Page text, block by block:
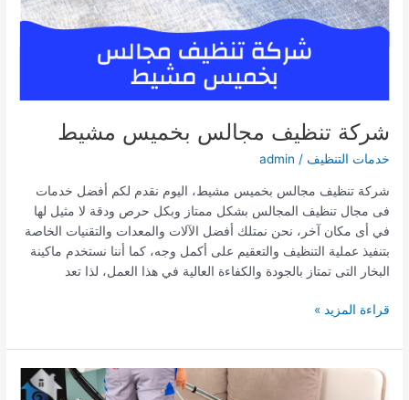
شركة تنظيف مجالس بخميس مشيط
خدمات التنظيف /
admin
شركة تنظيف مجالس بخميس مشيط، اليوم نقدم لكم أفضل خدمات
فى مجال تنظيف المجالس بشكل ممتاز وبكل حرص ودقة لا مثيل لها
في أى مكان آخر، نحن نمتلك أفضل الآلات والمعدات والتقنيات الخاصة
بتنفيذ عملية التنظيف والتعقيم على أكمل وجه، كما أننا نستخدم ماكينة
البخار التى تمتاز بالجودة والكفاءة العالية في هذا العمل، لذا تعد
شركة
مجالس
بخميس
مشيط
قراءة المزيد »